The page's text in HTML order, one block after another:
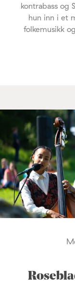
kontrabass og
hun inn i et
folkemusikk